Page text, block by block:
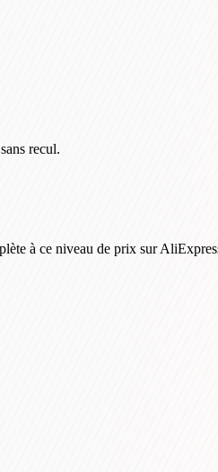
recul.
à ce niveau de prix sur